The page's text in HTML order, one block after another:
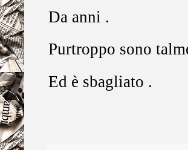
Da anni .
Purtroppo sono
Ed è sbagliato .